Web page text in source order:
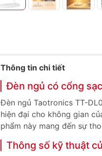
Thông tin chi tiết
Đèn ngủ có cổng
Đèn ngủ Taotronics TT-
hiện đại cho không gian
phẩm này mang đến sự
Thông số kỹ thuật